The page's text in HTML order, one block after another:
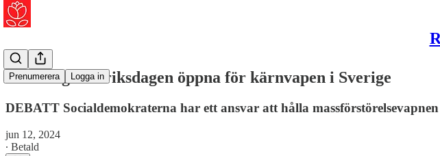
Prenumerera Logga in
På tisdag kan riksdagen öppna för kärnvapen i Sverige
DEBATT Socialdemokraterna har ett ansvar att hålla
jun 12, 2024
∙ Betald